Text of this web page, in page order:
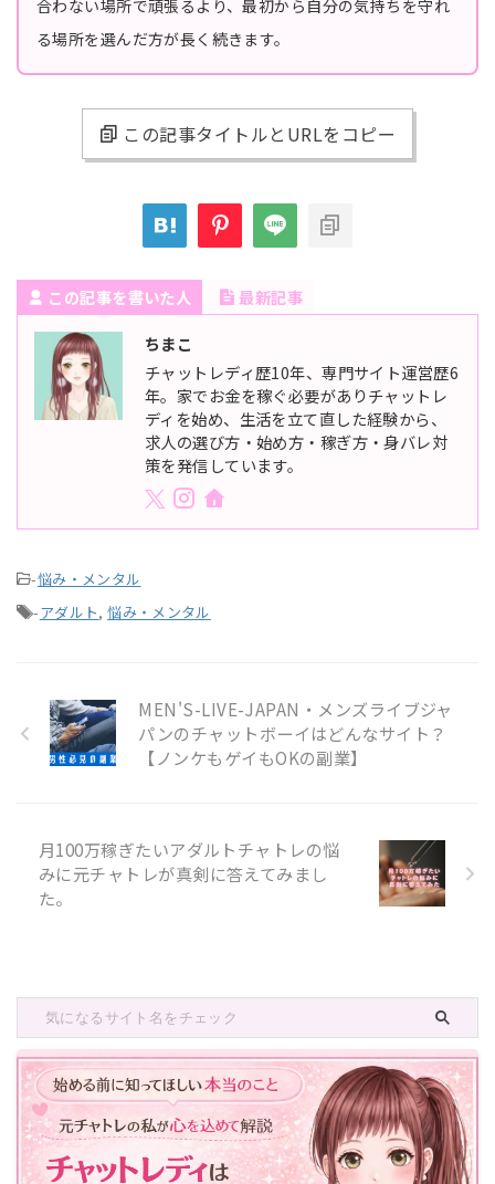
合わない場所で頑張るより、最初から自分の気持ちを守れ
る場所を選んだ方が長く続きます。
この記事タイトルとURLをコピー
この記事を書いた人
最新記事
ちまこ
チャットレディ歴10年、専門サイト運営歴6
年。家でお金を稼ぐ必要がありチャットレ
ディを始め、生活を立て直した経験から、
求人の選び方・始め方・稼ぎ方・身バレ対
策を発信しています。
-悩み・メンタル
-アダルト,悩み・メンタル
MEN'S-LIVE-JAPAN・メンズライブジャ
パンのチャットボーイはどんなサイト？
【ノンケもゲイもOKの副業】
月100万稼ぎたいアダルトチャトレの悩
みに元チャトレが真剣に答えてみまし
た。